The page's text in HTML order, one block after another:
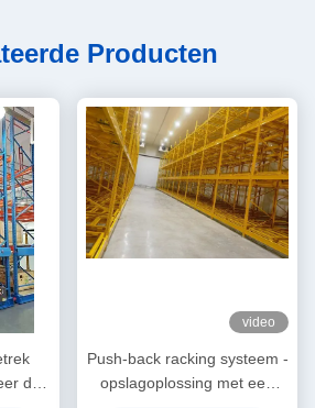
Producten
de
video
Push-back racking systeem -
opslagoplossing met een